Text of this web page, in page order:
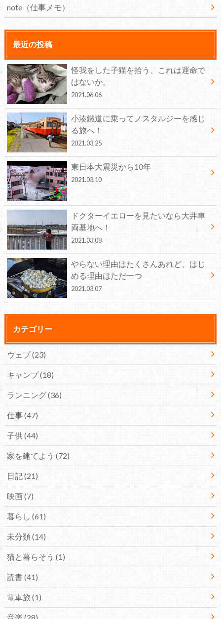
note（仕事メモ）
最近の投稿
怪我をした子猫を拾う、これは運命で
はないか。
2021.06.06
小湊鐵道に乗ってノスタルジーを感じ
る旅へ！
2021.03.25
東日本大震災から10年
2021.03.10
ドクターイエローを見たいなら大井車
両基地へ！
2021.03.08
やらない理由はたくさんあれど、はじ
める理由はただ一つ
2021.03.07
カテゴリー
ウェブ(23)
キャンプ(18)
ランニング(36)
仕事(47)
子供(44)
家を建てよう (72)
日記 (21)
映画(7)
暮らし (61)
未分類(14)
猫と暮らそう (1)
読書(41)
電車旅 (1)